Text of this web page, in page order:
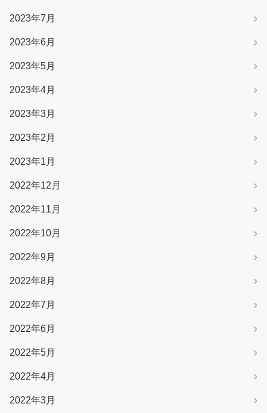
2023年7月
2023年6月
2023年5月
2023年4月
2023年3月
2023年2月
2023年1月
2022年12月
2022年11月
2022年10月
2022年9月
2022年8月
2022年7月
2022年6月
2022年5月
2022年4月
2022年3月